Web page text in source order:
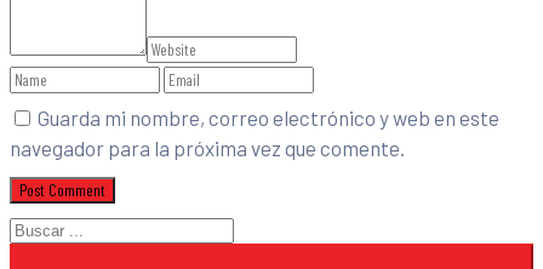
Guarda mi nombre, correo electrónico y web en este
navegador para la próxima vez que comente.